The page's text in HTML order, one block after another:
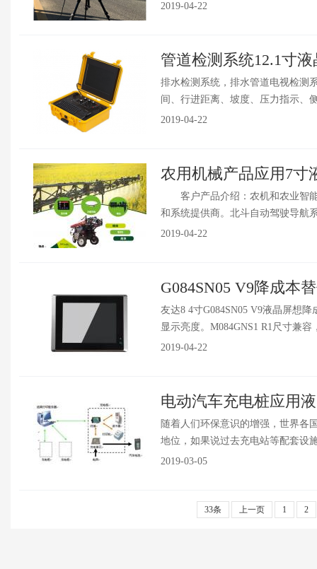
2019-04-22
管道检测系统12.1寸
排水检测系统，排水管道电视检测
间、行进距离、坡度、压力指示、
2019-04-22
农用机械产品应用7寸
客户产品介绍：农机和农业智能
和系统提供商。北斗自动驾驶导航
2019-04-22
G084SN05 V9降成本
友达8 4寸G084SN05 V9液晶屏想
显示亮度。M084GNS1 R1尺寸兼容
2019-04-22
电动汽车充电桩应用
随着人们环保意识的增强，世界各
地位，如果说过去充电站等配套设
2019-03-05
33条 上一页 1 2